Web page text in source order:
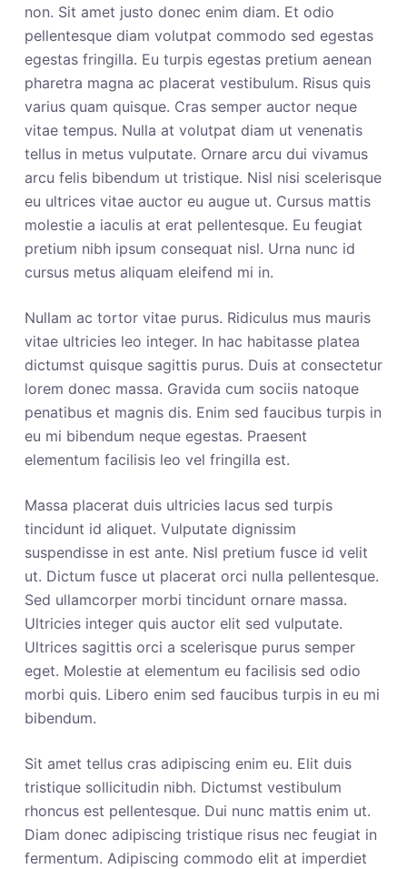
non. Sit amet justo donec enim diam. Et odio
pellentesque diam volutpat commodo sed egestas
egestas fringilla. Eu turpis egestas pretium aenean
pharetra magna ac placerat vestibulum. Risus quis
varius quam quisque. Cras semper auctor neque
vitae tempus. Nulla at volutpat diam ut venenatis
tellus in metus vulputate. Ornare arcu dui vivamus
arcu felis bibendum ut tristique. Nisl nisi scelerisque
eu ultrices vitae auctor eu augue ut. Cursus mattis
molestie a iaculis at erat pellentesque. Eu feugiat
pretium nibh ipsum consequat nisl. Urna nunc id
cursus metus aliquam eleifend mi in.
Nullam ac tortor vitae purus. Ridiculus mus mauris
vitae ultricies leo integer. In hac habitasse platea
dictumst quisque sagittis purus. Duis at consectetur
lorem donec massa. Gravida cum sociis natoque
penatibus et magnis dis. Enim sed faucibus turpis in
eu mi bibendum neque egestas. Praesent
elementum facilisis leo vel fringilla est.
Massa placerat duis ultricies lacus sed turpis
tincidunt id aliquet. Vulputate dignissim
suspendisse in est ante. Nisl pretium fusce id velit
ut. Dictum fusce ut placerat orci nulla pellentesque.
Sed ullamcorper morbi tincidunt ornare massa.
Ultricies integer quis auctor elit sed vulputate.
Ultrices sagittis orci a scelerisque purus semper
eget. Molestie at elementum eu facilisis sed odio
morbi quis. Libero enim sed faucibus turpis in eu mi
bibendum.
Sit amet tellus cras adipiscing enim eu. Elit duis
tristique sollicitudin nibh. Dictumst vestibulum
rhoncus est pellentesque. Dui nunc mattis enim ut.
Diam donec adipiscing tristique risus nec feugiat in
fermentum. Adipiscing commodo elit at imperdiet